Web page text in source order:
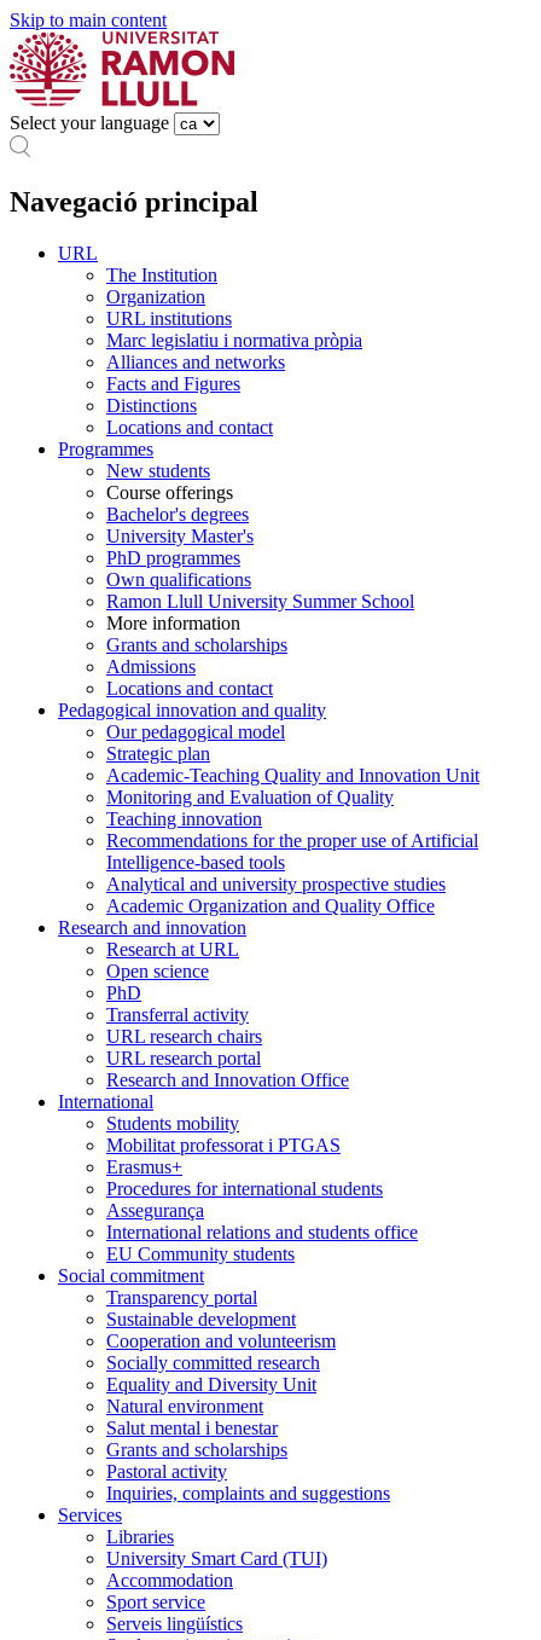
Skip to main content
Select your language
Navegació principal
URL
The Institution
Organization
URL institutions
Marc legislatiu i normativa pròpia
Alliances and networks
Facts and Figures
Distinctions
Locations and contact
Programmes
New students
Course offerings
Bachelor's degrees
University Master's
PhD programmes
Own qualifications
Ramon Llull University Summer School
More information
Grants and scholarships
Admissions
Locations and contact
Pedagogical innovation and quality
Our pedagogical model
Strategic plan
Academic-Teaching Quality and Innovation Unit
Monitoring and Evaluation of Quality
Teaching innovation
Recommendations for the proper use of Artificial
Intelligence-based tools
Analytical and university prospective studies
Academic Organization and Quality Office
Research and innovation
Research at URL
Open science
PhD
Transferral activity
URL research chairs
URL research portal
Research and Innovation Office
International
Students mobility
Mobilitat professorat i PTGAS
Erasmus+
Procedures for international students
Assegurança
International relations and students office
EU Community students
Social commitment
Transparency portal
Sustainable development
Cooperation and volunteerism
Socially committed research
Equality and Diversity Unit
Natural environment
Salut mental i benestar
Grants and scholarships
Pastoral activity
Inquiries, complaints and suggestions
Services
Libraries
University Smart Card (TUI)
Accommodation
Sport service
Serveis lingüístics